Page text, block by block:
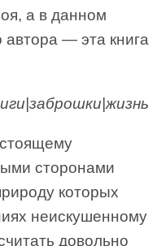
а в данном
— эта книга
сторонами
которых
неискушенному
довольно